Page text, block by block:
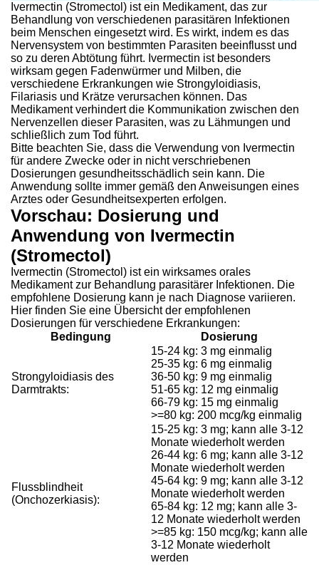
Ivermectin (Stromectol) ist ein Medikament, das zur
Behandlung von verschiedenen parasitären Infektionen
beim Menschen eingesetzt wird. Es wirkt, indem es das
Nervensystem von bestimmten Parasiten beeinflusst und
so zu deren Abtötung führt. Ivermectin ist besonders
wirksam gegen Fadenwürmer und Milben, die
verschiedene Erkrankungen wie Strongyloidiasis,
Filariasis und Krätze verursachen können. Das
Medikament verhindert die Kommunikation zwischen den
Nervenzellen dieser Parasiten, was zu Lähmungen und
schließlich zum Tod führt.
Bitte beachten Sie, dass die Verwendung von Ivermectin
für andere Zwecke oder in nicht verschriebenen
Dosierungen gesundheitsschädlich sein kann. Die
Anwendung sollte immer gemäß den Anweisungen eines
Arztes oder Gesundheitsexperten erfolgen.
Vorschau: Dosierung und
Anwendung von Ivermectin
(Stromectol)
Ivermectin (Stromectol) ist ein wirksames orales
Medikament zur Behandlung parasitärer Infektionen. Die
empfohlene Dosierung kann je nach Diagnose variieren.
Hier finden Sie eine Übersicht der empfohlenen
Dosierungen für verschiedene Erkrankungen:
Bedingung
Dosierung
Strongyloidiasis des
Darmtrakts:
15-24 kg: 3 mg einmalig
25-35 kg: 6 mg einmalig
36-50 kg: 9 mg einmalig
51-65 kg: 12 mg einmalig
66-79 kg: 15 mg einmalig
>=80 kg: 200 mcg/kg einmalig
Flussblindheit
(Onchozerkiasis):
15-25 kg: 3 mg; kann alle 3-12
Monate wiederholt werden
26-44 kg: 6 mg; kann alle 3-12
Monate wiederholt werden
45-64 kg: 9 mg; kann alle 3-12
Monate wiederholt werden
65-84 kg: 12 mg; kann alle 3-
12 Monate wiederholt werden
>=85 kg: 150 mcg/kg; kann alle
3-12 Monate wiederholt
werden